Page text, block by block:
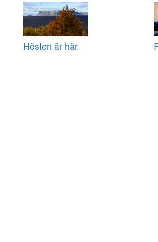
Hösten är här